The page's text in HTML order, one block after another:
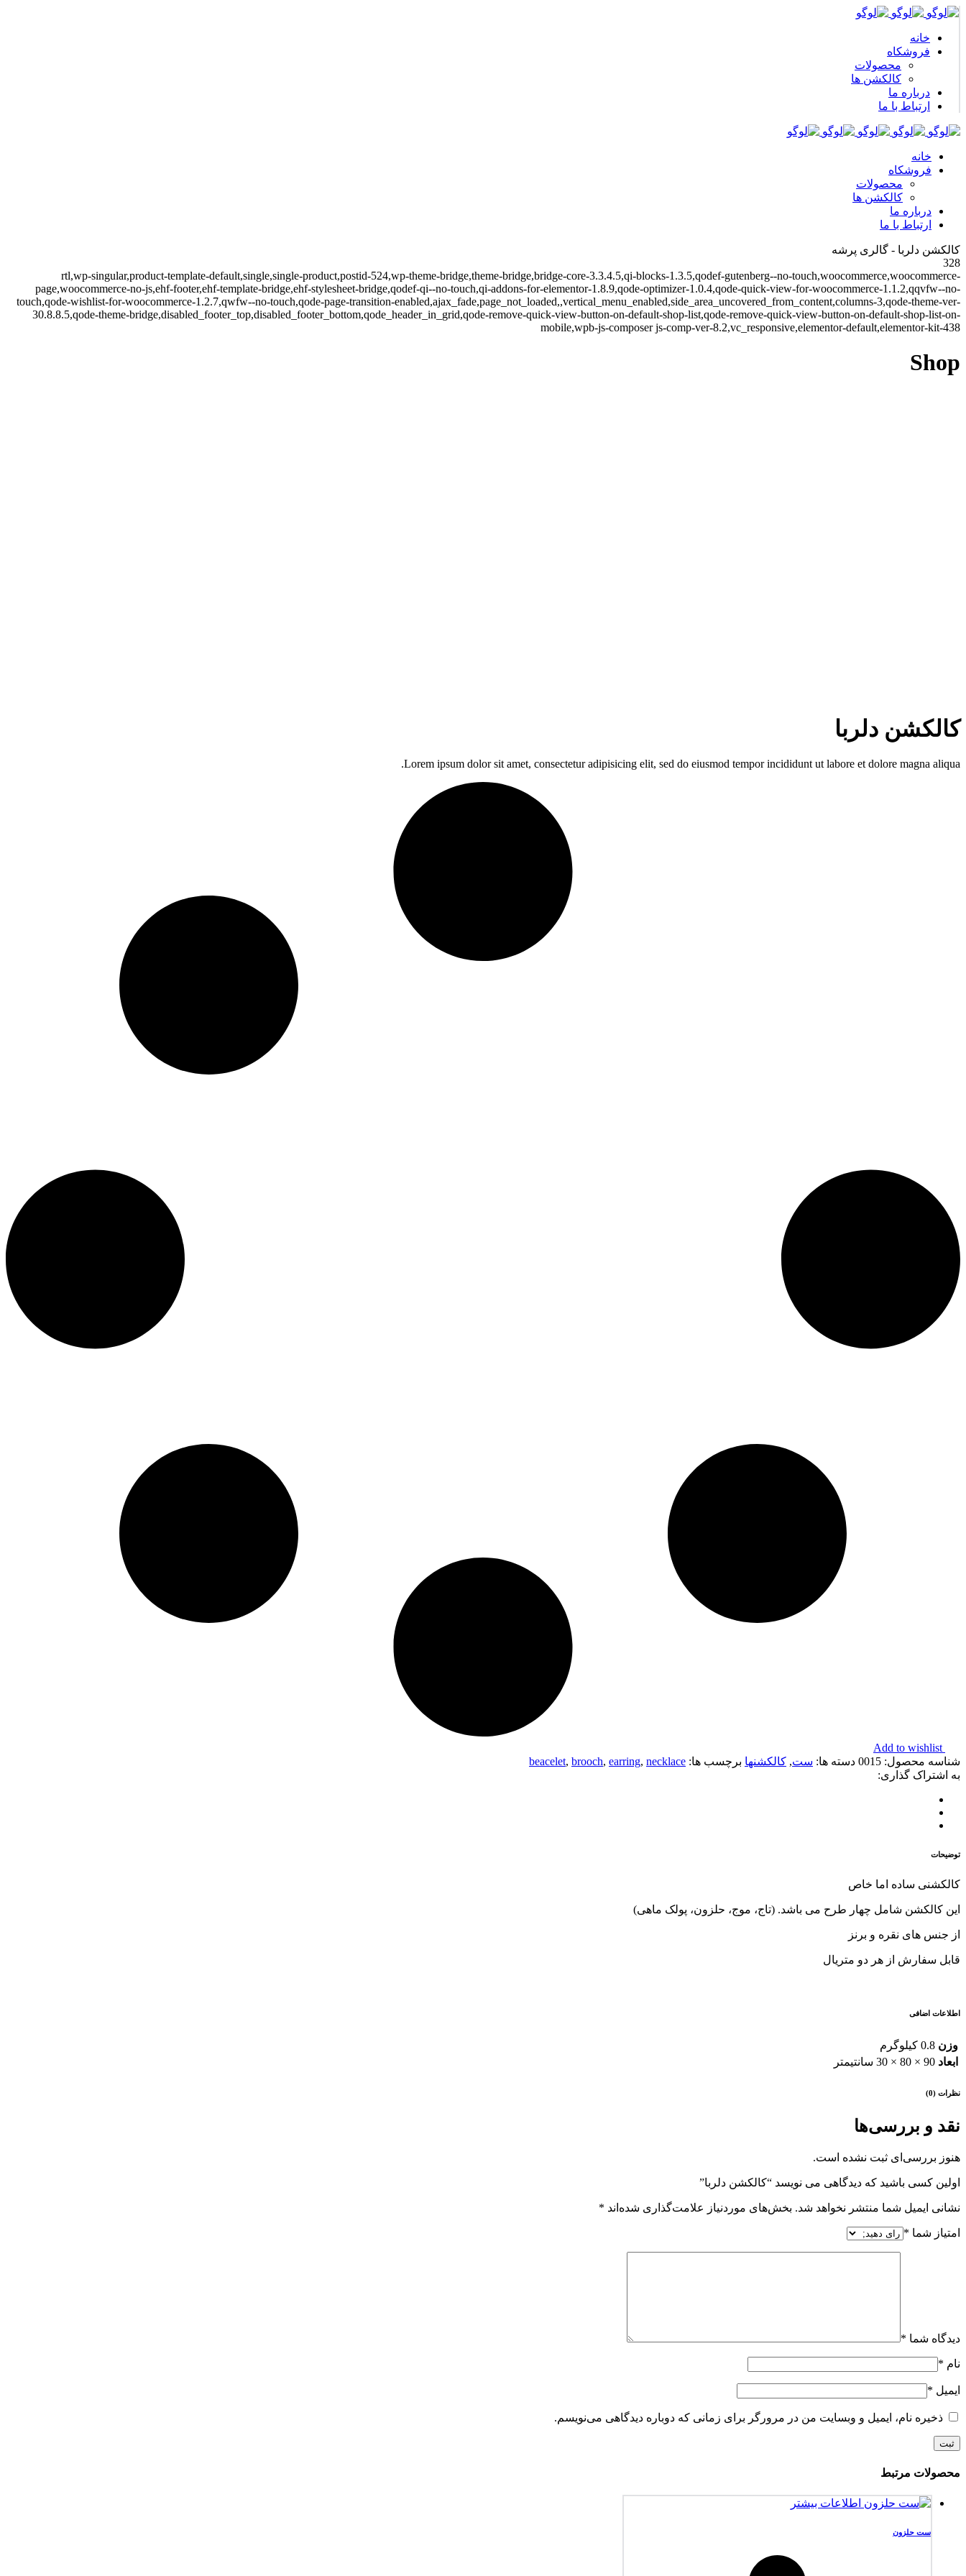
خانه
فروشکاه
محصولات
کالکشن ها
درباره ما
ارتباط با ما
خانه
فروشکاه
محصولات
کالکشن ها
درباره ما
ارتباط با ما
کالکشن دلربا - گالری پرشه
328
rtl,wp-singular,product-template-default,single,single-product,postid-524,wp-theme-bridge,theme-bridge,bridge-core-3.3.4.5,qi-blocks-1.3.5,qodef-gutenberg--no-touch,woocommerce,woocommerce-
page,woocommerce-no-js,ehf-footer,ehf-template-bridge,ehf-stylesheet-bridge,qodef-qi--no-touch,qi-addons-for-elementor-1.8.9,qode-optimizer-1.0.4,qode-quick-view-for-woocommerce-1.1.2,qqvfw--no-
touch,qode-wishlist-for-woocommerce-1.2.7,qwfw--no-touch,qode-page-transition-enabled,ajax_fade,page_not_loaded,,vertical_menu_enabled,side_area_uncovered_from_content,columns-3,qode-theme-ver-
30.8.8.5,qode-theme-bridge,disabled_footer_top,disabled_footer_bottom,qode_header_in_grid,qode-remove-quick-view-button-on-default-shop-list,qode-remove-quick-view-button-on-default-shop-list-on-
mobile,wpb-js-composer js-comp-ver-8.2,vc_responsive,elementor-default,elementor-kit-438
Shop
کالکشن دلربا
Lorem ipsum dolor sit amet, consectetur adipisicing elit, sed do eiusmod tempor incididunt ut labore et dolore magna aliqua.
Add to wishlist
شناسه محصول: 0015 دسته ها: ست, کالکشنها برچسب ها: beacelet, brooch, earring, necklace
به اشتراک گذاری:
توضیحات
کالکشنی ساده اما خاص
این کالکشن شامل چهار طرح می باشد. (تاج، موج، حلزون، پولک ماهی)
از جنس های نقره و برنز
قابل سفارش از هر دو متریال
اطلاعات اضافی
وزن 0.8 کیلوگرم
ابعاد 90 × 80 × 30 سانتیمتر
نظرات (0)
نقد و بررسی‌ها
هنوز بررسی‌ای ثبت نشده است.
اولین کسی باشید که دیدگاهی می نویسد “کالکشن دلربا”
نشانی ایمیل شما منتشر نخواهد شد. بخش‌های موردنیاز علامت‌گذاری شده‌اند *
امتیاز شما *
دیدگاه شما *
نام *
ایمیل *
ذخیره نام، ایمیل و وبسایت من در مرورگر برای زمانی که دوباره دیدگاهی می‌نویسم.
محصولات مرتبط
اطلاعات بیشتر
ست حلزون